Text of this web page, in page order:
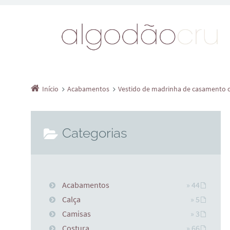
Início Acabamentos Vestido de madrinha de casamento
Categorias
Acabamentos
» 44
Calça
» 5
Camisas
» 3